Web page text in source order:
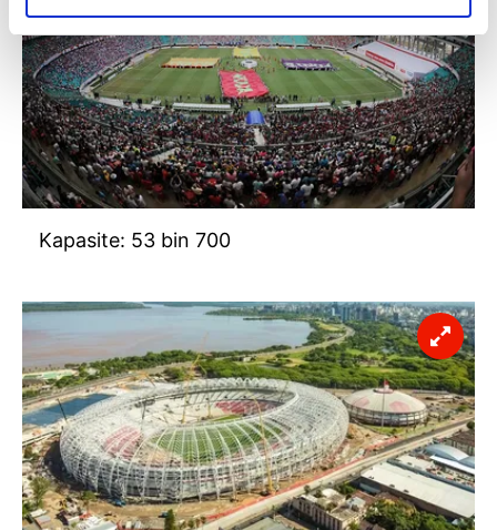
elimizden gelen çabayı gösterdiğimizi ve bu noktada,
reklamların maliyetlerimizi karşılamak noktasında tek gelir
kalemimiz olduğunu sizlere hatırlatmak isteriz.
Her halükârda, kullanıcılar, bu çerezlere izin vermedikleri
takdirde, kullanıcılara hedefli reklamlar
gösterilmeyecektir."
Sitemizde kendimize ve üçüncü kişilere ait çerezler
verileriniz işlenmekte olup gerekli olan çerezler bilgi
toplumu hizmetlerinin sunulması amacıyla
kullanılmaktadır. Diğer çerezler, sitemizin daha işlevsel
kılınması ve kişiselleştirilmesi ve sizlere yönelik
reklam/pazarlama faaliyetlerinin yapılması, amaçlarıyla
sınırlı olarak açık rızanız dahilinde kullanılacaktır.
Çerezlere ilişkin tercihlerinizi aşağıda yer alan panel
vasıtasıyla belirleyebilirsiniz. Çerezlere ilişkin detaylı bilgi
Kapasite: 53 bin 700